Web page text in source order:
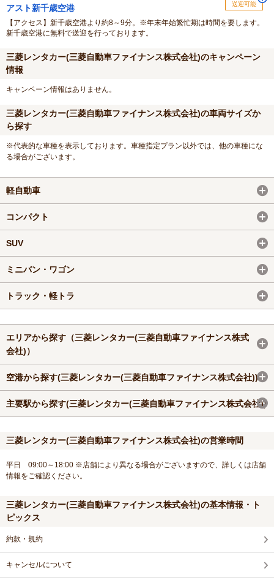
アスト新千歳空港 送迎可能
【アクセス】 新千歳空港より約8～9分。※年末年始繁忙期は時間を要します。
新千歳空港に無料で送迎を行っております。
三菱レンタカー(三菱自動車ファイナンス株式会社)のキャンペーン
情報
キャンペーン情報はありません。
三菱レンタカー(三菱自動車ファイナンス株式会社)の車両サイズか
ら探す
※代表的な車種を表示しております。車種指定プラン以外では、他の車種にな
る場合がございます。
軽自動車
コンパクト
SUV
ミニバン・ワゴン
トラック・軽トラ
エリアから探す（三菱レンタカー(三菱自動車ファイナンス株式
会社)）
空港から探す(三菱レンタカー(三菱自動車ファイナンス株式会社))
主要駅から探す(三菱レンタカー(三菱自動車ファイナンス株式会社))
三菱レンタカー(三菱自動車ファイナンス株式会社)の営業時間
平日 09:00～18:00 ※店舗により異なる場合がございますので、詳しくは店舗
情報をご確認ください。
三菱レンタカー(三菱自動車ファイナンス株式会社)の基本情報・ト
ピックス
約款・規約
キャンセルについて